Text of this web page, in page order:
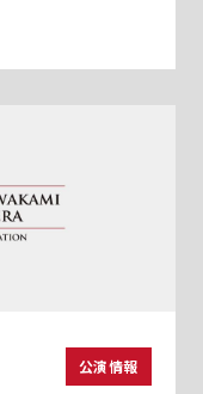
公演情報